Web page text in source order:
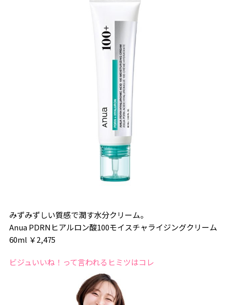
みずみずしい質感で潤す水分クリーム。
Anua PDRNヒアルロン酸100モイスチャライジングクリーム
60ml ￥2,475
ビジュいいね！って言われるヒミツはコレ